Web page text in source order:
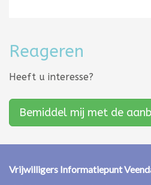
Reageren
Heeft u interesse?
Bemiddel mij met de
Vrijwilligers Informatiepunt